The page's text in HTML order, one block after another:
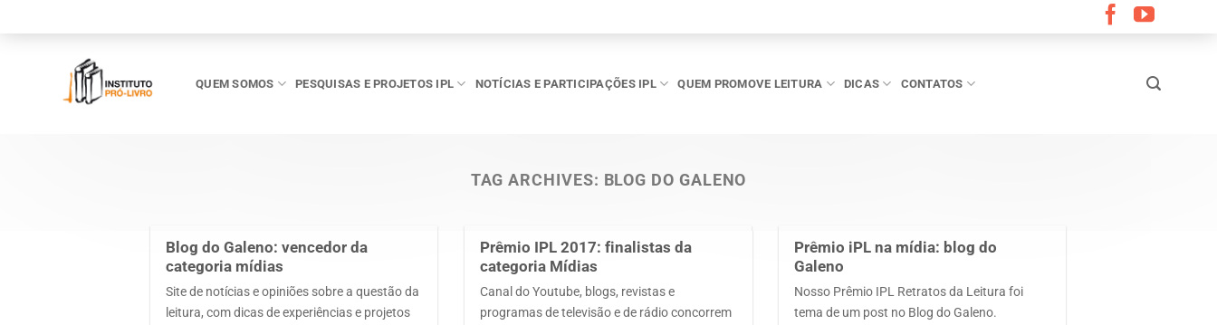
QUEM SOMOS PESQUISAS E PROJETOS IPL NOTÍCIAS E PARTICIPAÇÕES IPL QUEM PROMOVE LEITURA DICAS CONTATOS
TAG ARCHIVES: BLOG DO GALENO
Blog do Galeno: vencedor da
categoria mídias
Site de notícias e opiniões sobre a questão da
leitura, com dicas de experiências e projetos
Prêmio IPL 2017: finalistas da
categoria Mídias
Canal do Youtube, blogs, revistas e
programas de televisão e de rádio concorrem
Prêmio iPL na mídia: blog do
Galeno
Nosso Prêmio IPL Retratos da Leitura foi
tema de um post no Blog do Galeno.